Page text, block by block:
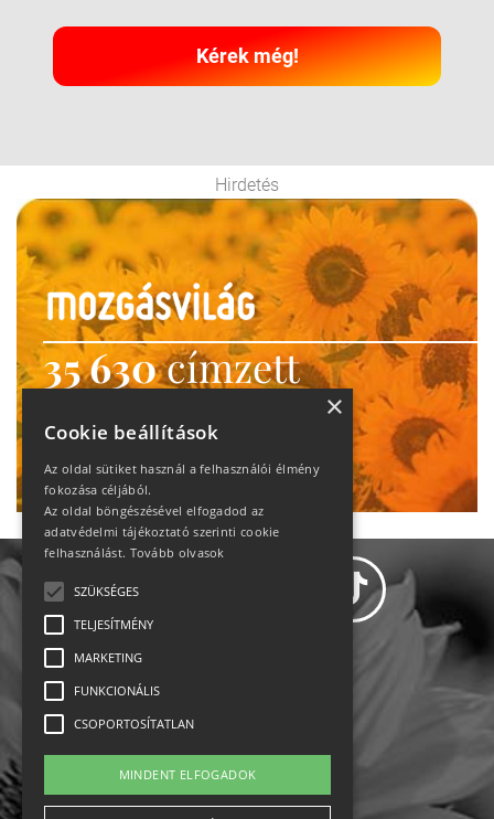
Kérek még!
Hirdetés
35 630címzett
heti motiváció
Ne maradj le!
Állásajánlatok
Impresszum-kapcsolat
×
Cookie beállítások
Az oldal sütiket használ a felhasználói élmény
fokozása céljából.
Az oldal böngészésével elfogadod az
adatvédelmi tájékoztató szerinti cookie
felhasználást. Tovább olvasok
SZÜKSÉGES
TELJESÍTMÉNY
MARKETING
FUNKCIONÁLIS
CSOPORTOSÍTATLAN
MINDENT ELFOGADOK